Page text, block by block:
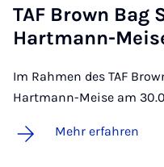
TAF Brown Bag
Hart­mann-
Im Rahmen des TAF
Hartmann-Meise am
Mehr erfahren